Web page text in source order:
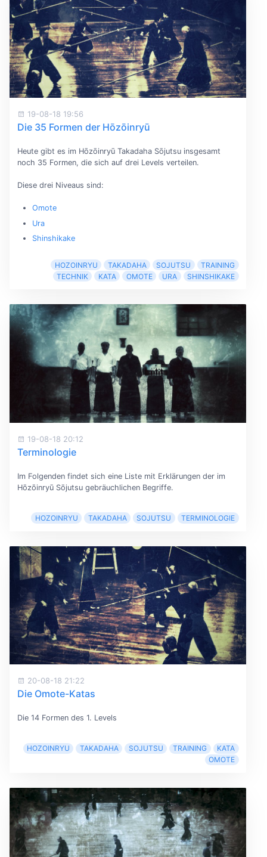
19-08-18 19:56
Die 35 Formen der Hōzōinryū
Heute gibt es im Hōzōinryū Takadaha Sōjutsu insgesamt
noch 35 Formen, die sich auf drei Levels verteilen.
Diese drei Niveaus sind:
Omote
Ura
Shinshikake
HOZOINRYU TAKADAHA SOJUTSU
TRAINING
TECHNIK
KATA OMOTE URA SHINSHIKAKE
19-08-18 20:12
Terminologie
Im Folgenden findet sich eine Liste mit Erklärungen der im
Hōzōinryū Sōjutsu gebräuchlichen Begriffe.
HOZOINRYU TAKADAHA SOJUTSU TERMINOLOGIE
20-08-18 21:22
Die Omote-Katas
Die 14 Formen des 1. Levels
HOZOINRYU TAKADAHA SOJUTSU TRAINING
KATA
OMOTE